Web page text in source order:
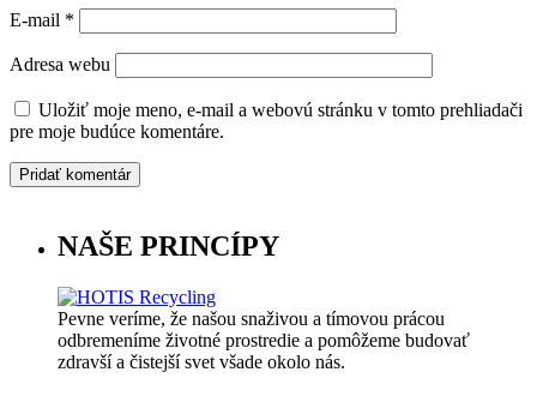
E-mail *
Adresa webu
Uložiť moje meno, e-mail a webovú stránku v tomto prehliadači
pre moje budúce komentáre.
NAŠE PRINCÍPY
Pevne veríme, že našou snaživou a tímovou prácou
odbremeníme životné prostredie a pomôžeme budovať
zdravší a čistejší svet všade okolo nás.